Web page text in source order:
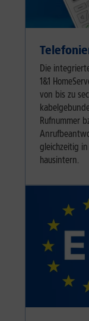
Die
1&1
von bis zu
Rufnummer
gleichzeitig
hausintern.